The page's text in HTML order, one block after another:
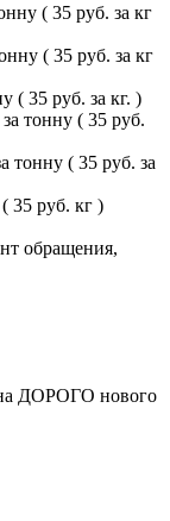
( 35 руб. за кг
( 35 руб. за кг
( 35 руб. за кг. )
тонну ( 35 руб.
тонну ( 35 руб. за
35 руб. кг )
обращения,
ДОРОГО нового